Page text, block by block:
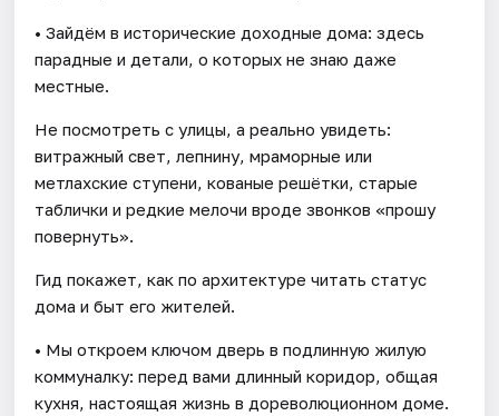
• Зайдём в исторические доходные дома: здесь
парадные и детали, о которых не знаю даже
местные.
Не посмотреть с улицы, а реально увидеть:
витражный свет, лепнину, мраморные или
метлахские ступени, кованые решётки, старые
таблички и редкие мелочи вроде звонков «прошу
повернуть».
Гид покажет, как по архитектуре читать статус
дома и быт его жителей.
• Мы откроем ключом дверь в подлинную жилую
коммуналку: перед вами длинный коридор, общая
кухня, настоящая жизнь в дореволюционном доме.